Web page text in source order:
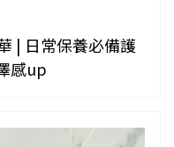
| 日常保養必備護
感up